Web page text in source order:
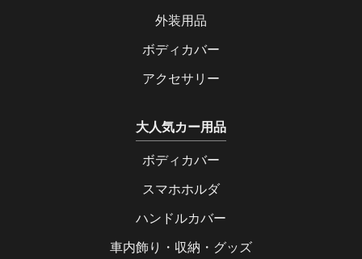
外装用品
ボディカバー
アクセサリー
大人気カー用品
ボディカバー
スマホホルダ
ハンドルカバー
車内飾り・収納・グッズ